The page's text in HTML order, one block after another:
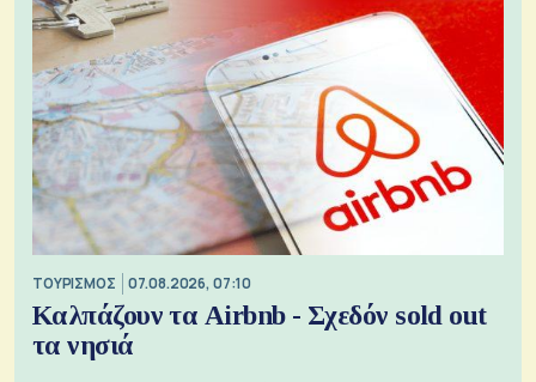
ΤΟΥΡΙΣΜΟΣ 07.08.2026, 07:10
Καλπάζουν τα Airbnb - Σχεδόν sold out
τα νησιά